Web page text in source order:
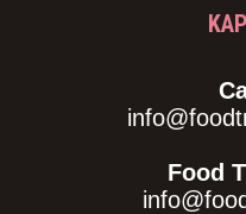
Food